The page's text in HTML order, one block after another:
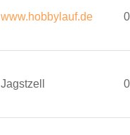
www.hobbylauf.de
Jagstzell